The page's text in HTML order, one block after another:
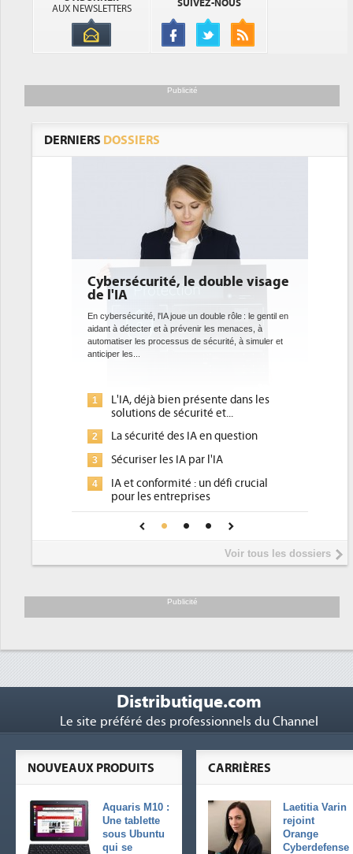
AUX NEWSLETTERS
SUIVEZ-NOUS
Publicité
DERNIERS DOSSIERS
double visage
un double rôle : le gentil en
de sécurité, à simuler et
DEE: l'efficacité énergétique
bientôt une obligation pour les
datacenters
Des datacenters plus durables et plus efficaces, c'est
ce que recherchent les pouvoirs publics européens
1
Qu'est-ce que la DEE (directive
d'efficacité énergétique) ?
2
DEE, une pression administrative
place pour répondre à...
Phocea DC dans les cordes pour la
DEE
Interview de Fabrice Coquio,
président de Digital Realty...
soutient les...
Voir tous les dossiers
Publicité
Distributique.com
Le site préféré des professionnels du Channel
CARRIÈRES
Laetitia Varin
rejoint
Orange
Cyberdefense
NOUVEAUX PRODUITS
Aquaris M10 :
Une tablette
sous Ubuntu
qui se